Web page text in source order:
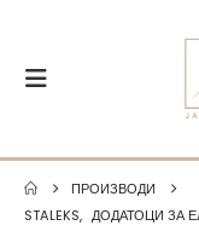
ПРОИЗВОДИ
STALEKS, ДОДАТОЦИ ЗА